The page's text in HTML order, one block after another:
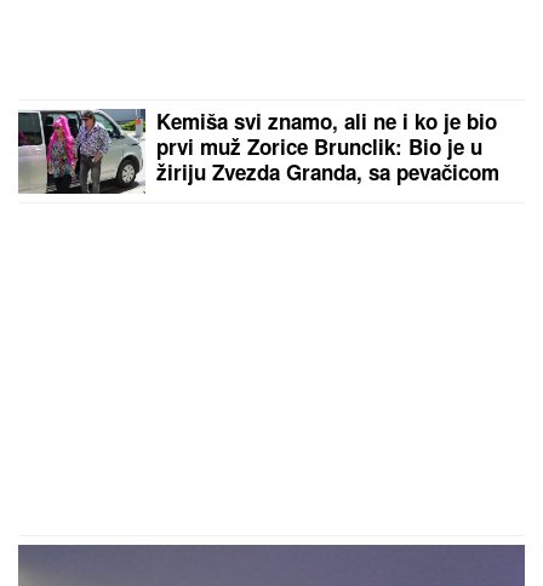
Kemiša svi znamo, ali ne i ko je bio
prvi muž Zorice Brunclik: Bio je u
žiriju Zvezda Granda, sa pevačicom